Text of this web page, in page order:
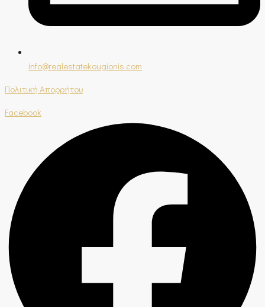
info@realestatekougionis.com
Πολιτική Απορρήτου
Facebook